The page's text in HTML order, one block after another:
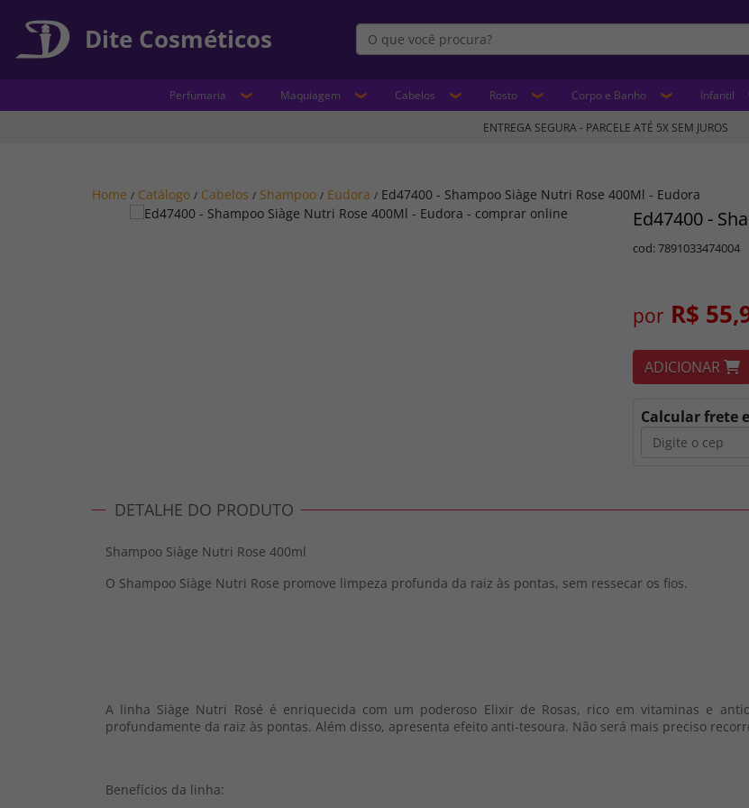
Dite Cosméticos
Perfumaria Maquiagem Cabelos Rosto Corpo e Banho Infantil
ENTREGA SEGURA - PARCELE ATÉ 5X SEM JUROS
Home / Catálogo / Cabelos / Shampoo / Eudora / Ed47400 - Shampoo Siàge Nutri Rose 400Ml - Eudora
Ed47400 -
cod: 7891033474004
por R$
ADICIONAR
Calcular frete
DETALHE DO PRODUTO
Shampoo Siàge Nutri Rose 400ml
O Shampoo Siàge Nutri Rose promove limpeza profunda da raiz às pontas, sem ressecar os fios.
A linha Siàge Nutri Rosé é enriquecida com um poderoso Elixir de Rosas, rico em vitaminas e
profundamente da raiz às pontas. Além disso, apresenta efeito anti-tesoura. Não será mais preciso
Benefícios da linha: